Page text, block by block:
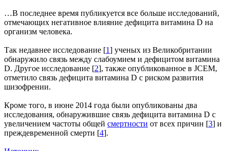
…В последнее время публикуется все больше исследований,
отмечающих негативное влияние дефицита витамина D на
организм человека.
Так недавнее исследование [1] ученых из Великобритании
обнаружило связь между слабоумием и дефицитом витамина
D. Другое исследование [2], также опубликованное в JCEM,
отметило связь дефицита витамина D с риском развития
шизофрении.
Кроме того, в июне 2014 года были опубликованы два
исследования, обнаружившие связь дефицита витамина D с
увеличением частоты общей смертности от всех причин [3] и
преждевременной смерти [4].